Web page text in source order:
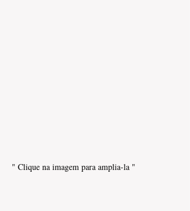
" Clique na imagem para amplia-la "